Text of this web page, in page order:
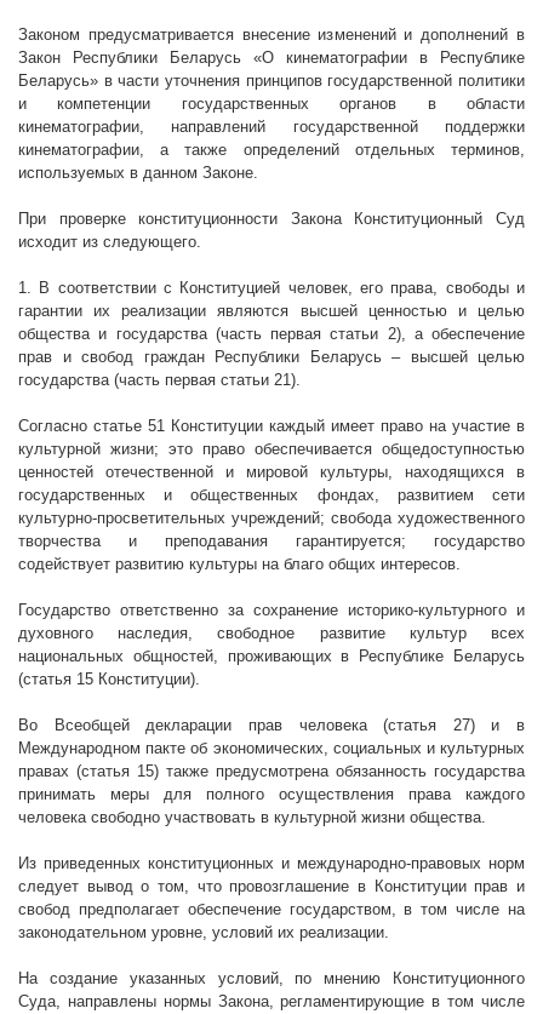
Законом предусматривается внесение изменений и дополнений в
Закон Республики Беларусь «О кинематографии в Республике
Беларусь» в части уточнения принципов государственной политики
и компетенции государственных органов в области
кинематографии, направлений государственной поддержки
кинематографии, а также определений отдельных терминов,
используемых в данном Законе.
При проверке конституционности Закона Конституционный Суд
исходит из следующего.
1. В соответствии с Конституцией человек, его права, свободы и
гарантии их реализации являются высшей ценностью и целью
общества и государства (часть первая статьи 2), а обеспечение
прав и свобод граждан Республики Беларусь – высшей целью
государства (часть первая статьи 21).
Согласно статье 51 Конституции каждый имеет право на участие в
культурной жизни; это право обеспечивается общедоступностью
ценностей отечественной и мировой культуры, находящихся в
государственных и общественных фондах, развитием сети
культурно-просветительных учреждений; свобода художественного
творчества и преподавания гарантируется; государство
содействует развитию культуры на благо общих интересов.
Государство ответственно за сохранение историко-культурного и
духовного наследия, свободное развитие культур всех
национальных общностей, проживающих в Республике Беларусь
(статья 15 Конституции).
Во Всеобщей декларации прав человека (статья 27) и в
Международном пакте об экономических, социальных и культурных
правах (статья 15) также предусмотрена обязанность государства
принимать меры для полного осуществления права каждого
человека свободно участвовать в культурной жизни общества.
Из приведенных конституционных и международно-правовых норм
следует вывод о том, что провозглашение в Конституции прав и
свобод предполагает обеспечение государством, в том числе на
законодательном уровне, условий их реализации.
На создание указанных условий, по мнению Конституционного
Суда, направлены нормы Закона, регламентирующие в том числе